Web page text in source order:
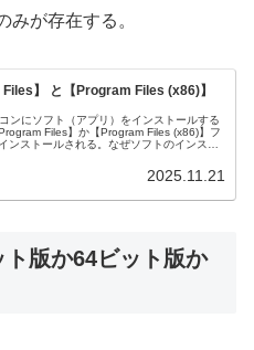
が存在する。
Files】 と【Program Files (x86)】
ンにソフト（アプリ）をインストールする
Files】か【Program Files (x86)】フ
ンストールされる。なぜソフトのインスト
2025.11.21
版か64ビット版か